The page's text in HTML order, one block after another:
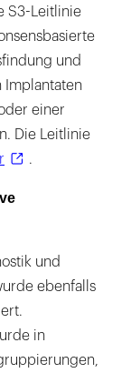
S3-Leitlinie
und
Implantaten
einer
Die Leitlinie
.
und
ebenfalls
in